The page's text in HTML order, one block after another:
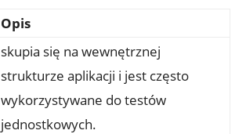
Opis
skupia się na wewnętrznej
strukturze aplikacji i jest często
wykorzystywane do testów
jednostkowych.